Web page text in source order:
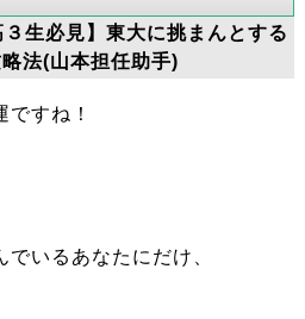
生必見】東大に挑まんとする
法(山本担任助手)
ですね！
でいるあなたにだけ、